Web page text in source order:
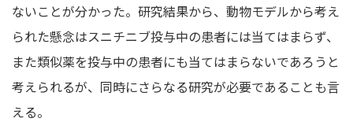
ないことが分かった。研究結果から、動物モデルから考え
られた懸念はスニチニブ投与中の患者には当てはまらず、
また類似薬を投与中の患者にも当てはまらないであろうと
考えられるが、同時にさらなる研究が必要であることも言
える。